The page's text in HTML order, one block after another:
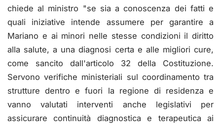
chiede al ministro "se sia a conoscenza dei fatti e
quali iniziative intende assumere per garantire a
Mariano e ai minori nelle stesse condizioni il diritto
alla salute, a una diagnosi certa e alle migliori cure,
come sancito dall'articolo 32 della Costituzione.
Servono verifiche ministeriali sul coordinamento tra
strutture dentro e fuori la regione di residenza e
vanno valutati interventi anche legislativi per
assicurare continuità diagnostica e terapeutica ai